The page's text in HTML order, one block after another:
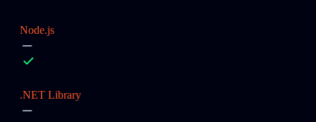
Node.js
.NET Library